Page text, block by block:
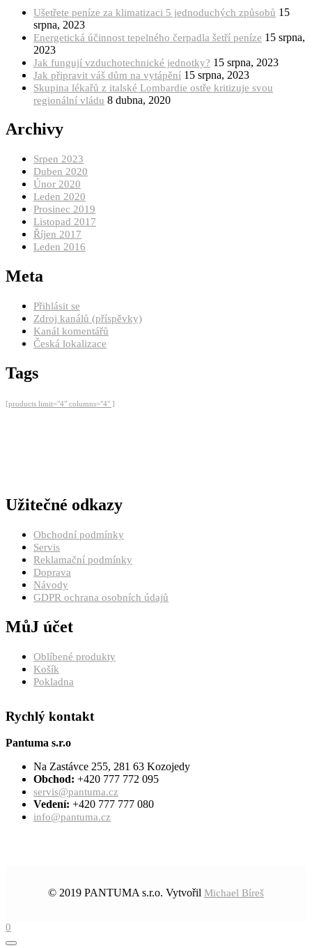
Ušetřete peníze za klimatizaci 5 jednoduchých způsobů 15
srpna, 2023
Energetická účinnost tepelného čerpadla šetří peníze 15 srpna,
2023
Jak fungují vzduchotechnické jednotky? 15 srpna, 2023
Jak připravit váš dům na vytápění 15 srpna, 2023
Skupina lékařů z italské Lombardie ostře kritizuje svou
regionální vládu 8 dubna, 2020
Archivy
Srpen 2023
Duben 2020
Únor 2020
Leden 2020
Prosinec 2019
Listopad 2017
Říjen 2017
Leden 2016
Meta
Přihlásit se
Zdroj kanálů (příspěvky)
Kanál komentářů
Česká lokalizace
Tags
[products limit="4" columns="4" ]
Užitečné odkazy
Obchodní podmínky
Servis
Reklamační podmínky
Doprava
Návody
GDPR ochrana osobních údajů
MůJ účet
Oblíbené produkty
Košík
Pokladna
Rychlý kontakt
Pantuma s.r.o
Na Zastávce 255, 281 63 Kozojedy
Obchod: +420 777 772 095
servis@pantuma.cz
Vedení: +420 777 777 080
info@pantuma.cz
© 2019 PANTUMA s.r.o. Vytvořil Michael Bíreš
0